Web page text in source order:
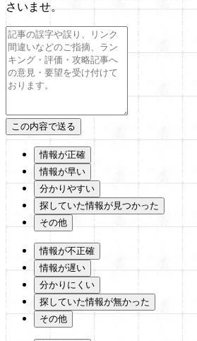
さいませ。
情報が正確
情報が早い
分かりやすい
探していた情報が見つかった
その他
情報が不正確
情報が遅い
分かりにくい
探していた情報が無かった
その他